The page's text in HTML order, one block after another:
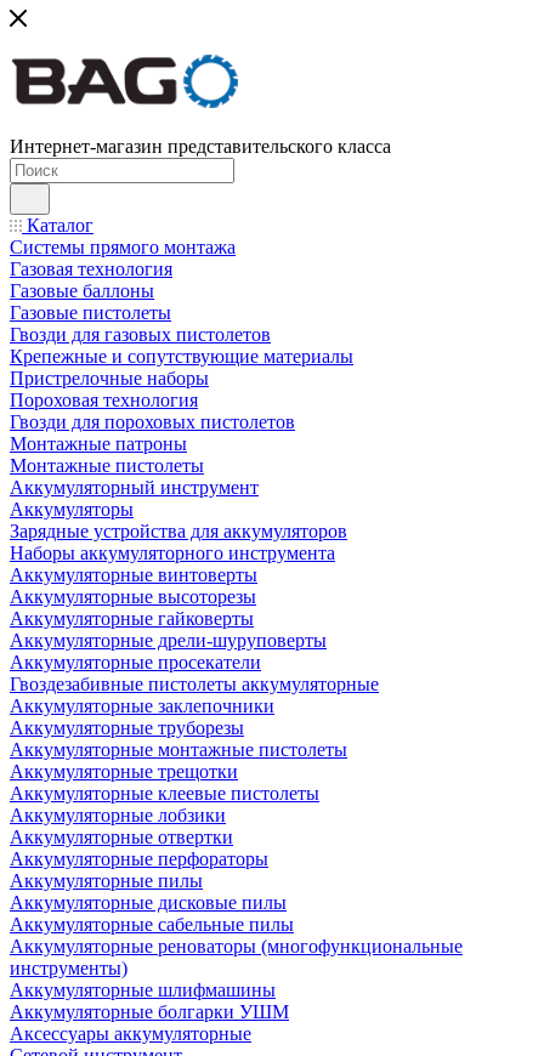
Интернет-магазин представительского класса
Каталог
Системы прямого монтажа
Газовая технология
Газовые баллоны
Газовые пистолеты
Гвозди для газовых пистолетов
Крепежные и сопутствующие материалы
Пристрелочные наборы
Пороховая технология
Гвозди для пороховых пистолетов
Монтажные патроны
Монтажные пистолеты
Аккумуляторный инструмент
Аккумуляторы
Зарядные устройства для аккумуляторов
Наборы аккумуляторного инструмента
Аккумуляторные винтоверты
Аккумуляторные высоторезы
Аккумуляторные гайковерты
Аккумуляторные дрели-шуруповерты
Аккумуляторные просекатели
Гвоздезабивные пистолеты аккумуляторные
Аккумуляторные заклепочники
Аккумуляторные труборезы
Аккумуляторные монтажные пистолеты
Аккумуляторные трещотки
Аккумуляторные клеевые пистолеты
Аккумуляторные лобзики
Аккумуляторные отвертки
Аккумуляторные перфораторы
Аккумуляторные пилы
Аккумуляторные дисковые пилы
Аккумуляторные сабельные пилы
Аккумуляторные реноваторы (многофункциональные
инструменты)
Аккумуляторные шлифмашины
Аккумуляторные болгарки УШМ
Аксессуары аккумуляторные